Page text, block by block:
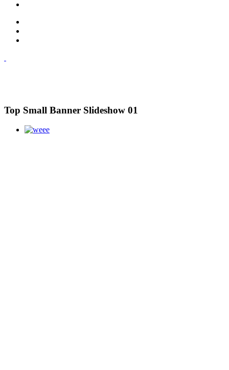
Top Small Banner Slideshow 01